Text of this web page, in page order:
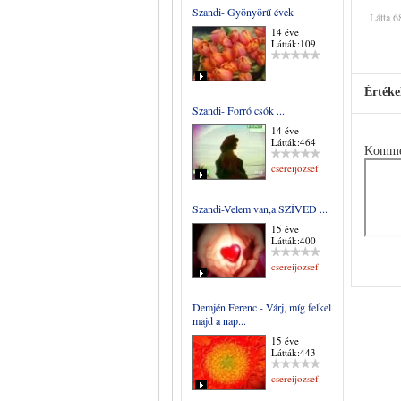
Szandi- Gyönyörű évek
14 éve
Látták:109
Szandi- Forró csók ...
14 éve
Látták:464
csereijozsef
Szandi-Velem van,a SZÍVED ...
15 éve
Látták:400
csereijozsef
Demjén Ferenc - Várj, míg felkel
majd a nap...
15 éve
Látták:443
csereijozsef
Látta